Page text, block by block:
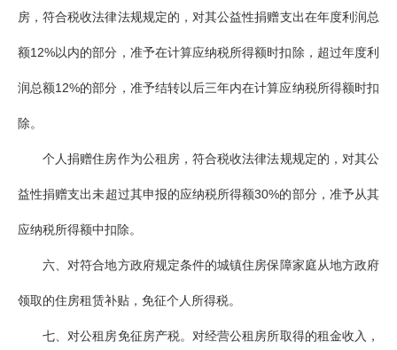
房，符合税收法律法规规定的，对其公益性捐赠支出在年度利润总
额12%以内的部分，准予在计算应纳税所得额时扣除，超过年度利
润总额12%的部分，准予结转以后三年内在计算应纳税所得额时扣
除。
个人捐赠住房作为公租房，符合税收法律法规规定的，对其公
益性捐赠支出未超过其申报的应纳税所得额30%的部分，准予从其
应纳税所得额中扣除。
六、对符合地方政府规定条件的城镇住房保障家庭从地方政府
领取的住房租赁补贴，免征个人所得税。
七、对公租房免征房产税。对经营公租房所取得的租金收入，